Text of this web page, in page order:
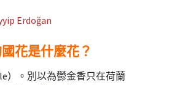
花是什麼花？
）。別以為鬱金香只在荷蘭